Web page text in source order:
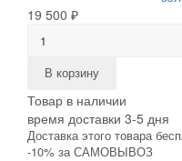
19 500 ₽
В корзину
Товар в наличии
время доставки 3-5 дня
Доставка этого товара
-10% за САМОВЫВОЗ